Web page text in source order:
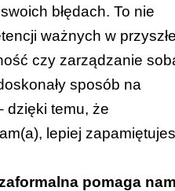
błędach. To nie
ważnych w
czy zarządzanie
sposób na
dzięki temu, że
lepiej
pomaga